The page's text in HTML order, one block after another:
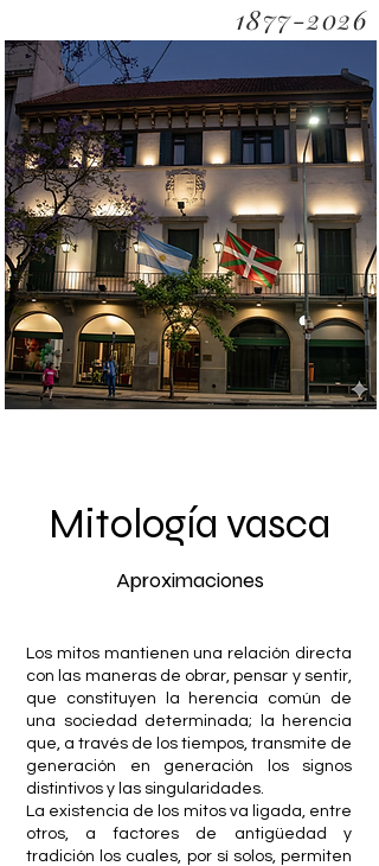
1877-2026
Mitología vasca
Aproximaciones
Los mitos mantienen una relación directa
con las maneras de obrar, pensar y sentir,
que constituyen la herencia común de
una sociedad determinada; la herencia
que, a través de los tiempos, transmite de
generación en generación los signos
distintivos y las singularidades.
La existencia de los mitos va ligada, entre
otros, a factores de antigüedad y
tradición los cuales, por sí solos, permiten